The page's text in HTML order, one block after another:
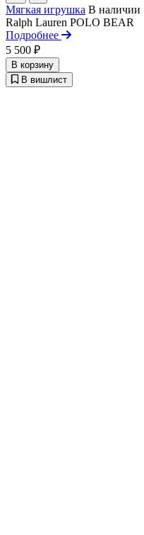
Мягкая игрушка В наличии
Ralph Lauren POLO BEAR
Подробнее
5 500 ₽
В корзину
В вишлист